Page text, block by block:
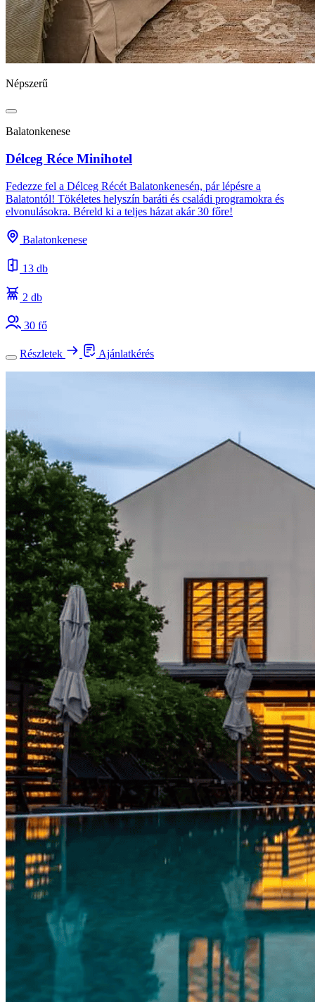
Népszerű
Balatonkenese
Délceg Réce Minihotel
Fedezze fel a Délceg Récét Balatonkenesén, pár lépésre a
Balatontól! Tökéletes helyszín baráti és családi programokra és
elvonulásokra. Béreld ki a teljes házat akár 30 főre!
Balatonkenese
13 db
2 db
30 fő
Részletek Ajánlatkérés